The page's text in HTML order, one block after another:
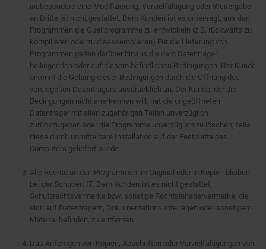
insbesondere eine Modifizierung, Vervielfältigung oder Weitergabe
an Dritte ist nicht gestattet. Dem Kunden ist es untersagt, aus den
Programmen die Quellprogramme zu entwickeln (z.B. rückwärts zu
kompilieren oder zu disassemblieren).Für die Lieferung von
Programmen gelten darüber hinaus die dem Datenträger
beiliegenden oder auf diesem befindlichen Bedingungen. Der Kunde
erkennt die Geltung dieser Bedingungen durch die Öffnung des
versiegelten Datenträgers ausdrücklich an. Der Kunde, der die
Bedingungen nicht anerkennen will, hat die ungeöffneten
Datenträger mit allen zugehörigen Teilen unverzüglich
zurückzugeben oder die Programme unverzüglich zu löschen, falls
diese durch unmittelbare Installation auf der Festplatte des
Computers geliefert wurde.
Alle Rechte an den Programmen im Original oder in Kopie - bleiben
bei der Schubert IT. Dem Kunden ist es nicht gestattet,
Schutzrechtsvermerke bzw. sonstige Rechtsinhabervermerke, die
sich auf Datenträgern, Dokumentationsunterlagen oder sonstigem
Material befinden, zu entfernen.
Das Anfertigen von Kopien, Abschriften oder Vervielfältigungen von